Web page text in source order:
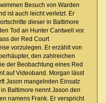
Besuch von Warden
ist auch leicht verletzt. Er
dieser in Baltimore
Tod an Hunter Cantwell vor.
der Red Court
vorzulegen. Er erzählt von
den zahlreichen
der Beobachtung eines Red
auf Videoband. Morgan lässt
Jason mangelnden Einsatz
Baltimore nennt Jason den
namens Frank. Er verspricht